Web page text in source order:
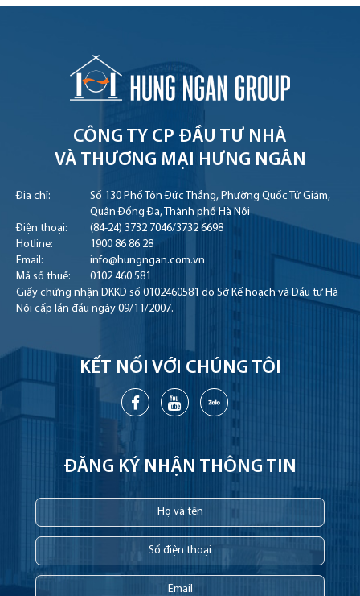
CÔNG TY CP ĐẦU TƯ NHÀ
VÀ THƯƠNG MẠI HƯNG NGÂN
Địa chỉ:
Số 130 Phố Tôn Đức Thắng, Phường Quốc Tử Giám,
Quận Đống Đa, Thành phố Hà Nội
Điện thoại:
(84-24) 3732 7046/3732 6698
Hotline:
1900 86 86 28
Email:
info@hungngan.com.vn
Mã số thuế:
0102 460 581
Giấy chứng nhận ĐKKD số 0102460581 do Sở Kế hoạch và Đầu tư Hà
Nội cấp lần đầu ngày 09/11/2007.
KẾT NỐI VỚI CHÚNG TÔI
ĐĂNG KÝ NHẬN THÔNG TIN